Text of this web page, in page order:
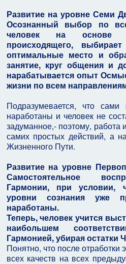
Развитие на уровне Семи
Осознанный выбор по
человек на основе
происходящего,
оптимальные место и
занятие, круг общения и
нарабатывается опыт
жизни по всем
Подразумевается, что
наработаны и человек не
задуманное,- поэтому, работа
самих простых действий, а
Жизненного Пути.
Развитие на уровне
Самостоятельное
Гармонии, при условии,
уровни сознания уже
наработаны.
Теперь, человек учится
наибольшем
Гармонией, убирая остатки
Понятно, что после отработки
всех качеств на всех